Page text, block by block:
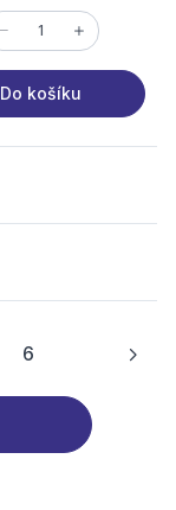
Do košíku
6